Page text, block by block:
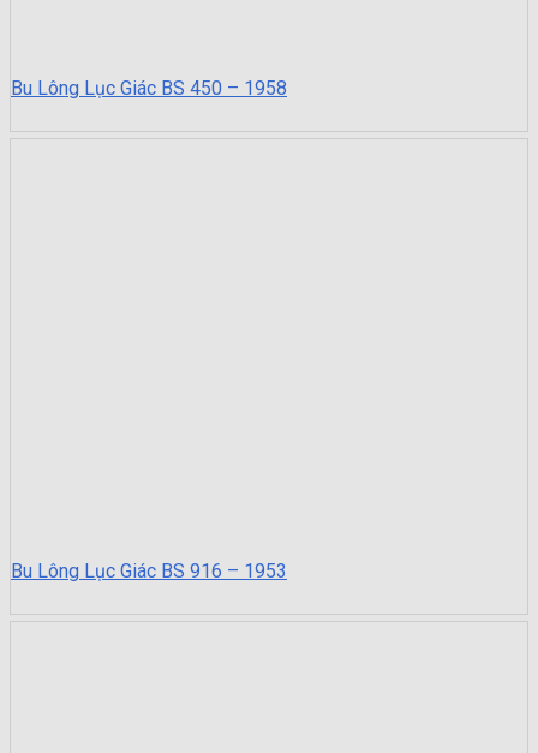
Bu Lông Lục Giác BS 450 – 1958
Bu Lông Lục Giác BS 916 – 1953